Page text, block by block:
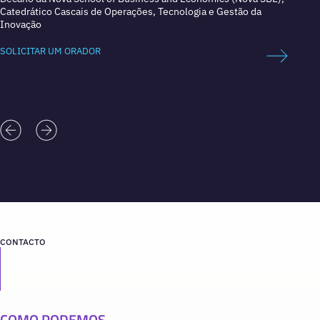
Catedrático Cascais de Operações, Tecnologia e Gestão da
Inovação
SOLICITAR UM ORADOR
CONTACTO